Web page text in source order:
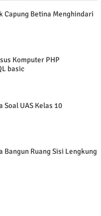
Capung Betina Menghindari
Komputer PHP
basic
UAS Kelas 10
Ruang Sisi Lengkung